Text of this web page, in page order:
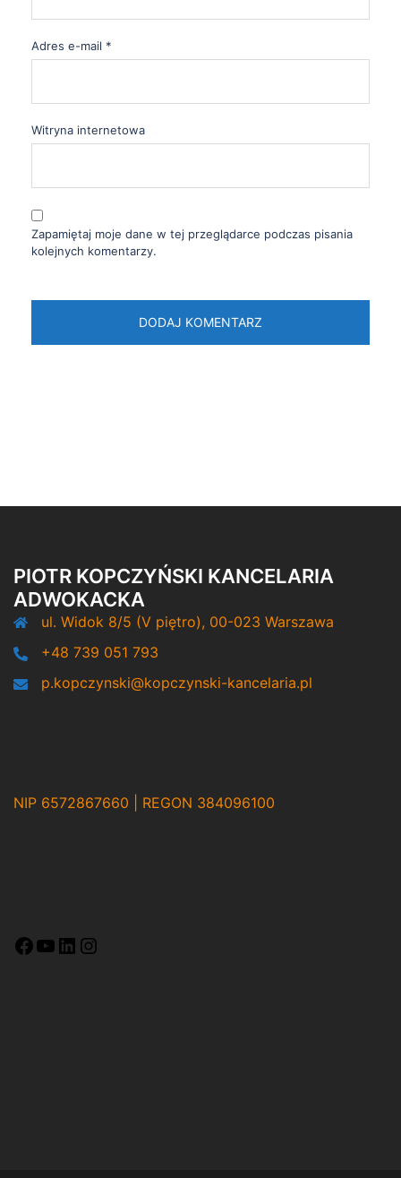
Adres e-mail *
Witryna internetowa
Zapamiętaj moje dane w tej przeglądarce podczas pisania
kolejnych komentarzy.
PIOTR KOPCZYŃSKI KANCELARIA
ADWOKACKA
ul. Widok 8/5 (V piętro), 00-023 Warszawa
+48 739 051 793
p.kopczynski@kopczynski-kancelaria.pl
NIP 6572867660 | REGON 384096100